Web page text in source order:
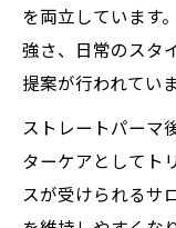
を両立しています
強さ、日常のスタ
提案が行われていま
ストレートパーマ
ターケアとしてト
スが受けられるサ